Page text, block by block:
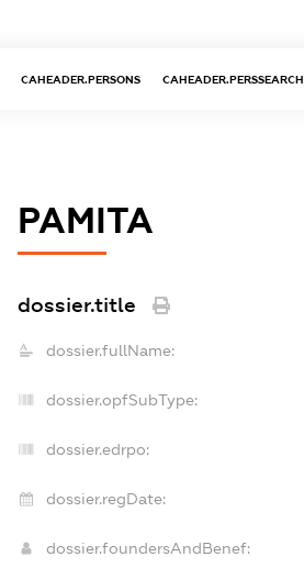
CAHEADER.PERSONS CAHEADER.PERSSEARCH
РАМІТА
dossier.title
dossier.fullName:
dossier.opfSubType:
dossier.edrpo:
dossier.regDate:
dossier.foundersAndBenef: